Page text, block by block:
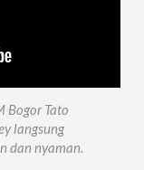
Bogor Tato
langsung
dan nyaman.